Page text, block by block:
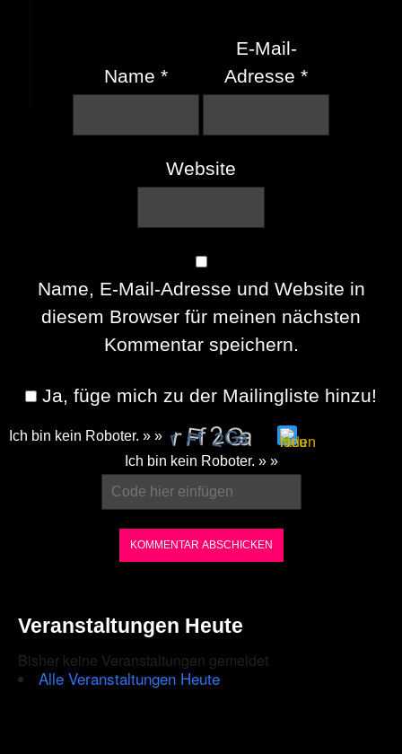
Name *
E-Mail-
Adresse*
Website
Name, E-Mail-Adresse und Website in
diesem Browser für meinen nächsten
Kommentar speichern.
Ja, füge mich zu der Mailingliste hinzu!
Ich bin kein Roboter. » »
the
to
Ich bin kein Roboter. » »
Veranstaltungen Heute
Bisher keine Veranstaltungen gemeldet
Alle Veranstaltungen Heute